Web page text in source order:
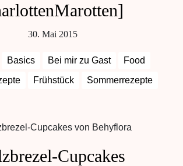
30. Mai 2015
Basics Bei mir zu Gast
Food
Frühstück Sommerrezepte
Cupcakes